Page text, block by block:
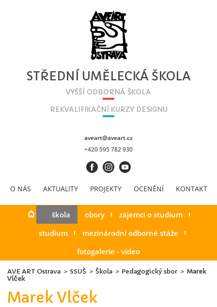
O NÁS AKTUALITY PROJEKTY OCENĚNÍ KONTAKT
STŘEDNÍ UMĚLECKÁ ŠKOLA
VYŠŠÍ ODBORNÁ ŠKOLA
REKVALIFIKAČNÍ KURZY DESIGNU
aveart@aveart.cz
+420 595 782 930
škola obory
zájemci o studium
studium
mezinárodní odborné stáže
fotogalerie - video
AVE ART Ostrava > SSUŠ > Škola > Pedagogický sbor > Marek
Vlček
Marek Vlček